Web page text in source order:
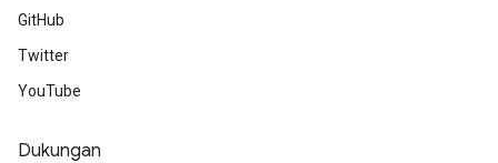
GitHub
Twitter
YouTube
Dukungan